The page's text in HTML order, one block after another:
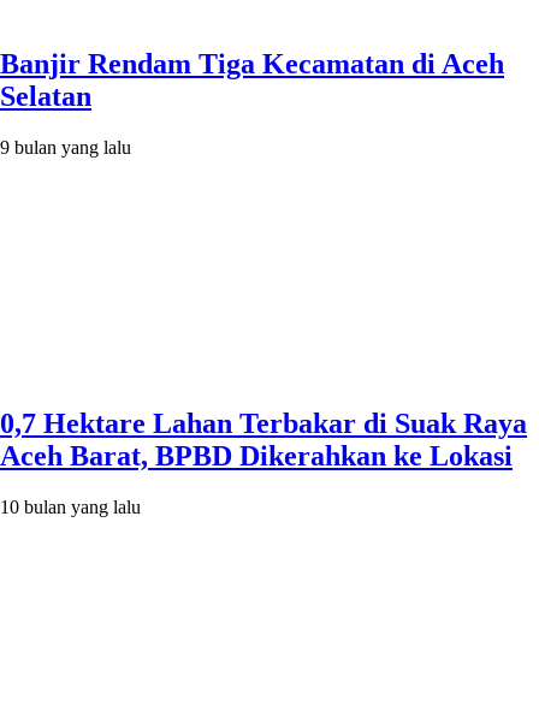
Banjir Rendam Tiga Kecamatan di Aceh
Selatan
9 bulan yang lalu
0,7 Hektare Lahan Terbakar di Suak Raya
Aceh Barat, BPBD Dikerahkan ke Lokasi
10 bulan yang lalu